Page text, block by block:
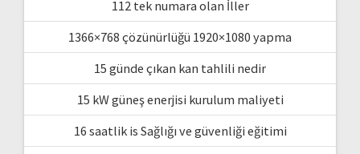
112 tek numara olan İller
1366×768 çözünürlüğü 1920×1080 yapma
15 günde çıkan kan tahlili nedir
15 kW güneş enerjisi kurulum maliyeti
16 saatlik is Sağlığı ve güvenliği eğitimi